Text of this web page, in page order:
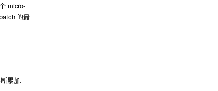
micro-
的最
累加.